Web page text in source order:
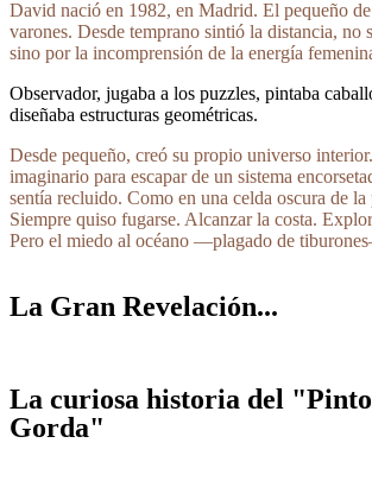
David nació en 1982, en Madrid. El pequeño
varones. Desde temprano sintió la distancia, no
sino por la incomprensión de la energía
Observador, jugaba a los puzzles, pintaba
diseñaba estructuras geométricas.
Desde pequeño, creó su propio universo
imaginario para escapar de un sistema
sentía recluido. Como en una celda oscura de
Siempre quiso fugarse. Alcanzar la costa.
Pero el miedo al océano —plagado de
La Gran Revelación...
La curiosa historia del
Gorda"